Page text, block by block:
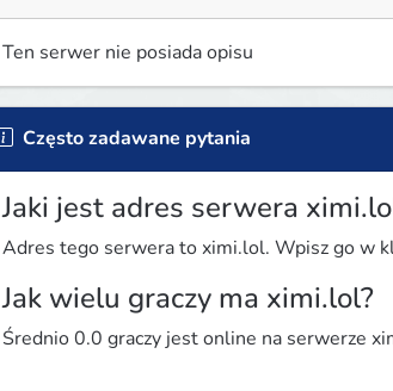
Ten serwer nie posiada opisu
Często zadawane pytania
Jaki jest adres serwera
Adres tego serwera to ximi.lol. Wpisz go w
Jak wielu graczy ma ximi.lol?
Średnio 0.0 graczy jest online na serwerze